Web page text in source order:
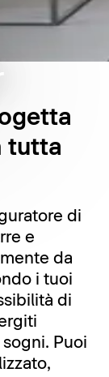
tutta
di
e
da
i tuoi
di
Puoi